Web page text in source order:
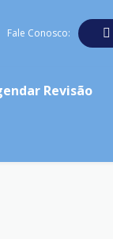
Fale Conosco:
Revisão